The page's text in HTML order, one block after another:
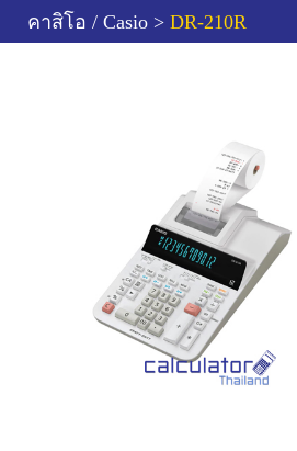
คาสิโอ / Casio > DR-210R